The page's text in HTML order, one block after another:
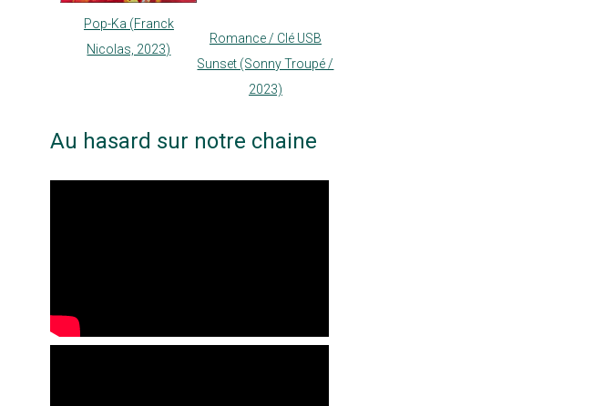
Pop-Ka (Franck
Nicolas, 2023)
Romance / Clé USB
Sunset (Sonny Troupé /
2023)
Au hasard sur notre chaine